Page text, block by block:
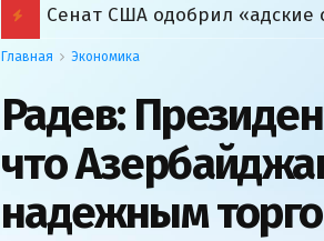
Сенат США одобрил «адские
Главная Экономика
Радев:
что
надежным